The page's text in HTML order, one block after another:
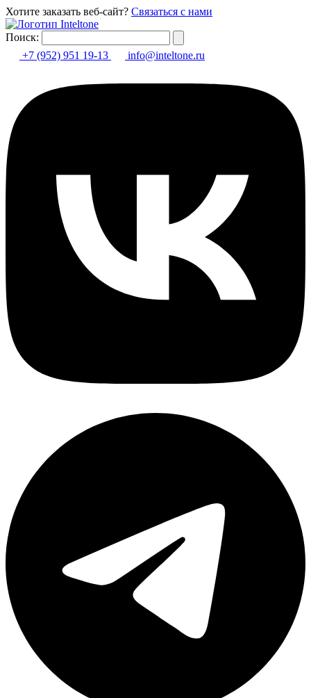
Хотите заказать веб-сайт? Связаться с нами
Поиск:
+7 (952) 951 19-13
info@inteltone.ru